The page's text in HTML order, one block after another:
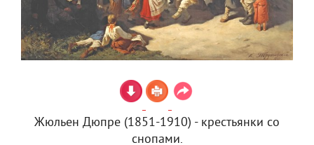
Жюльен Дюпре (1851-1910) - крестьянки со
снопами.